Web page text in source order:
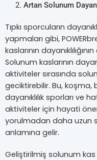
Artan Solunum
Tıpkı sporcuların
yapmaları gibi,
kaslarının
Solunum kaslarının
aktiviteler sırasında
geciktirebilir. Bu,
dayanıklılık sporları ve
aktiviteler için hayati
yorulmadan daha uzun
anlamına gelir.
Geliştirilmiş solunum kas